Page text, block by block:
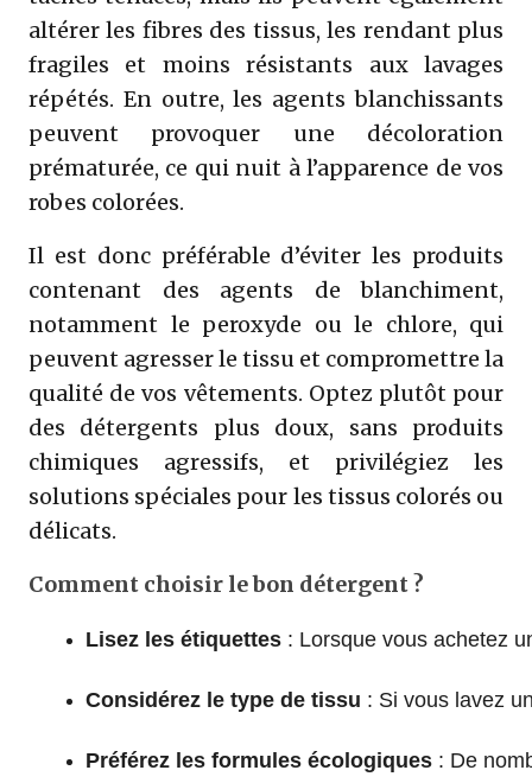
altérer les fibres des tissus, les rendant plus
fragiles et moins résistants aux lavages
répétés. En outre, les agents blanchissants
peuvent provoquer une décoloration
prématurée, ce qui nuit à l’apparence de vos
robes colorées.
Il est donc préférable d’éviter les produits
contenant des agents de blanchiment,
notamment le peroxyde ou le chlore, qui
peuvent agresser le tissu et compromettre la
qualité de vos vêtements. Optez plutôt pour
des détergents plus doux, sans produits
chimiques agressifs, et privilégiez les
solutions spéciales pour les tissus colorés ou
délicats.
Comment choisir le bon détergent ?
Lisez les étiquettes : Lorsque vous achetez
Considérez le type de tissu : Si vous lavez
Préférez les formules écologiques : De